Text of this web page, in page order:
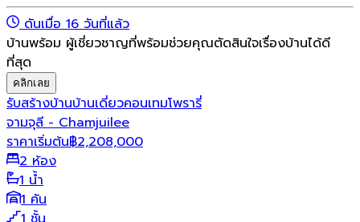
ดันเมื่อ 16 วันที่แล้ว
บ้านพร้อม ผู้เชี่ยวชาญที่พร้อมช่วยคุณตัดสินใจเรื่องบ้านได้ดี
ที่สุด
คลิกเลย
รับสร้างบ้านบ้านเดี่ยวคอนเทมโพรารี่
จามจุลี - Chamjuilee
ราคาเริ่มต้น฿2,208,000
2 ห้อง
1 น้ำ
1 คัน